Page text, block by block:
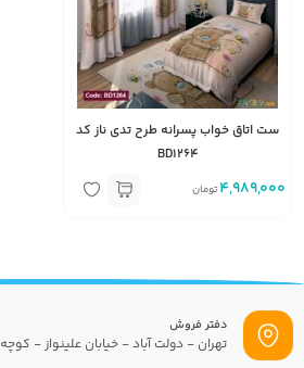
ست اتاق خواب پسرانه طرح تدی ناز کد
BD1264
4,989,000 تومان
دفتر فروش
تهران - دولت آباد - خیابان علینواز - کوچه 3